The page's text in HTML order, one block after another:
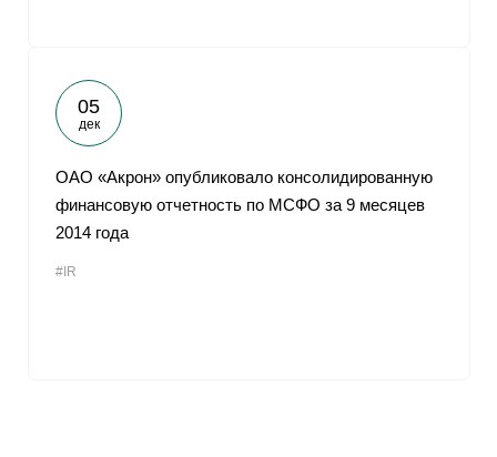
05
дек
ОАО «Акрон» опубликовало консолидированную
финансовую отчетность по МСФО за 9 месяцев
2014 года
#IR